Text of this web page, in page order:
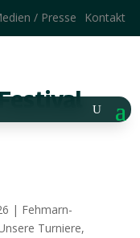
/ Presse Kontakt
| Fehmarn-
Turniere,